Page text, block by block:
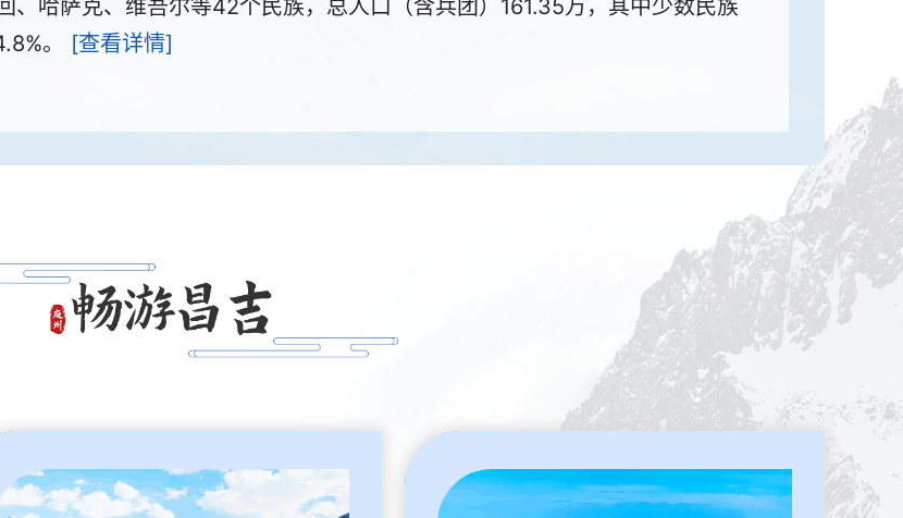
、哈萨克、维吾尔等42个民族，总人口（含兵团）161.35万，其中少数民族
。 [查看详情]